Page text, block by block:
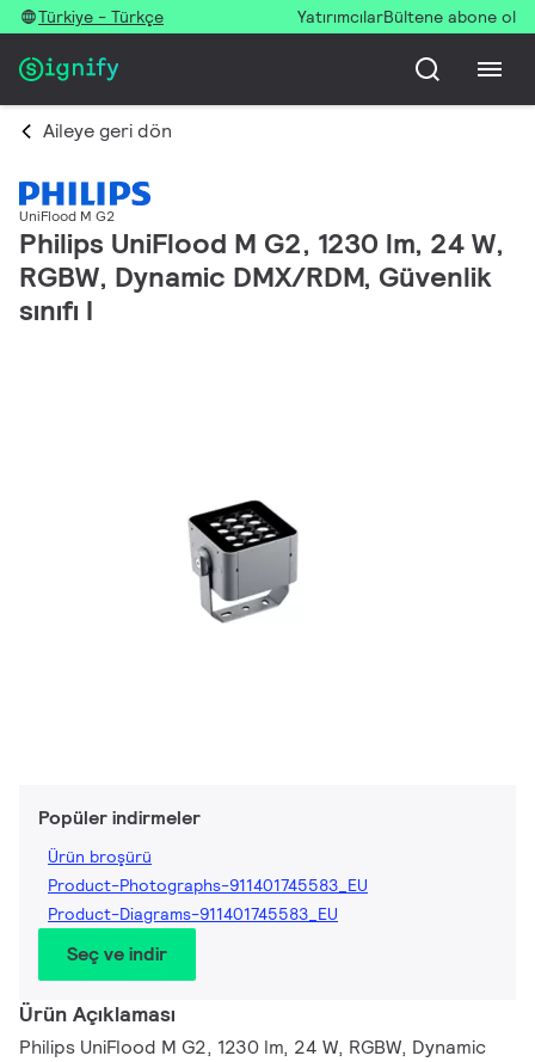
Türkiye - Türkçe YatırımcılarBültene abone ol
Aileye geri dön
UniFlood M G2
Philips UniFlood M G2, 1230 lm, 24 W,
RGBW, Dynamic DMX/RDM, Güvenlik
sınıfı I
Popüler indirmeler
Ürün broşürü
Product-Photographs-911401745583_EU
Product-Diagrams-911401745583_EU
Seç ve indir
Ürün Açıklaması
Philips UniFlood M G2, 1230 lm, 24 W, RGBW, Dynamic